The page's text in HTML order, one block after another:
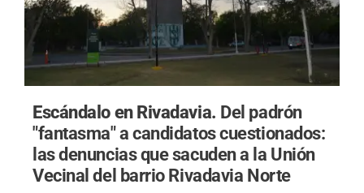
Escándalo en Rivadavia. Del padrón
"fantasma" a candidatos cuestionados:
las denuncias que sacuden a la Unión
Vecinal del barrio Rivadavia Norte